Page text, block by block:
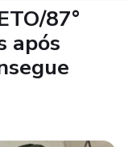
87°
após